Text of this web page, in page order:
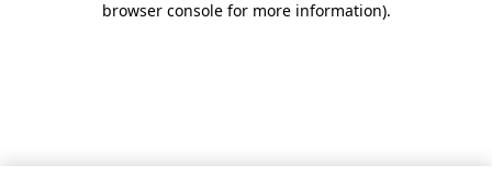
browser console for more information).